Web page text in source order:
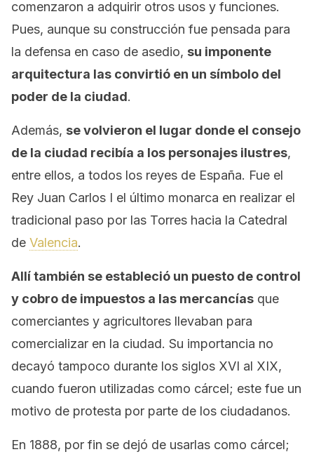
comenzaron a adquirir otros usos y funciones.
Pues, aunque su construcción fue pensada para
la defensa en caso de asedio, su imponente
arquitectura las convirtió en un símbolo del
poder de la ciudad.
Además, se volvieron el lugar donde el consejo
de la ciudad recibía a los personajes ilustres,
entre ellos, a todos los reyes de España. Fue el
Rey Juan Carlos I el último monarca en realizar el
tradicional paso por las Torres hacia la Catedral
de Valencia.
Allí también se estableció un puesto de control
y cobro de impuestos a las mercancías que
comerciantes y agricultores llevaban para
comercializar en la ciudad. Su importancia no
decayó tampoco durante los siglos XVI al XIX,
cuando fueron utilizadas como cárcel; este fue un
motivo de protesta por parte de los ciudadanos.
En 1888, por fin se dejó de usarlas como cárcel;